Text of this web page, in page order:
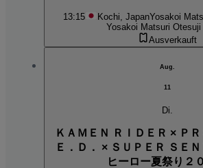
13:15 Kochi, JapanYosakoi
Yosakoi Matsuri Otesuji
Ausverkauft
Aug.
11
Di.
ＫＡＭＥＮ ＲＩＤＥＲ × ＰＲ
Ｅ．Ｄ． × ＳＵＰＥＲ ＳＥ
ヒーロー夏祭り２